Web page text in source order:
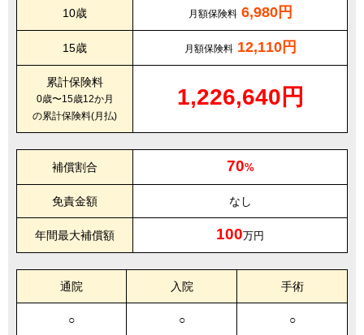
10歳 月額保険料 6,980円
15歳 月額保険料 12,110円
累計保険料
0歳〜15歳12か月
の累計保険料(月払)
1,226,640円
補償割合 70%
免責金額 なし
年間最大補償額 100万円
通院 入院 手術
○ ○ ○